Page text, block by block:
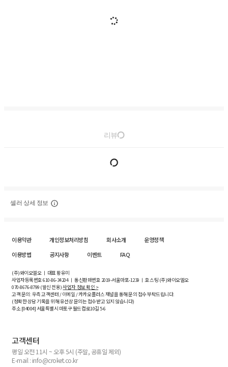
리뷰
셀러 상세 정보
이용약관 개인정보처리방침 회사소개
운영정책
이용방법
공지사항 이벤트 FAQ
(주)와이오엘오 ㅣ 대표 황유미
사업자등록번호610-86-34204ㅣ 통신판매번호 2019-서울마포-1239 ㅣ 호스팅 (주)와이오엘오
070-8676-8799 (발신 전용)사업자 정보 확인 >
고객 문의: 우측 고객센터 / 이메일 / 카카오플러스 채널을 통해 문의 접수 부탁드립니다.
(정확한 상담 기록을 위해 유선상 문의는 접수받고 있지 않습니다)
주소 [04004] 서울특별시 마포구 월드컵로10길5-6
고객센터
평일 오전 11시 ~ 오후 5시 (주말, 공휴일 제외)
E-mail : info@croket.co.kr